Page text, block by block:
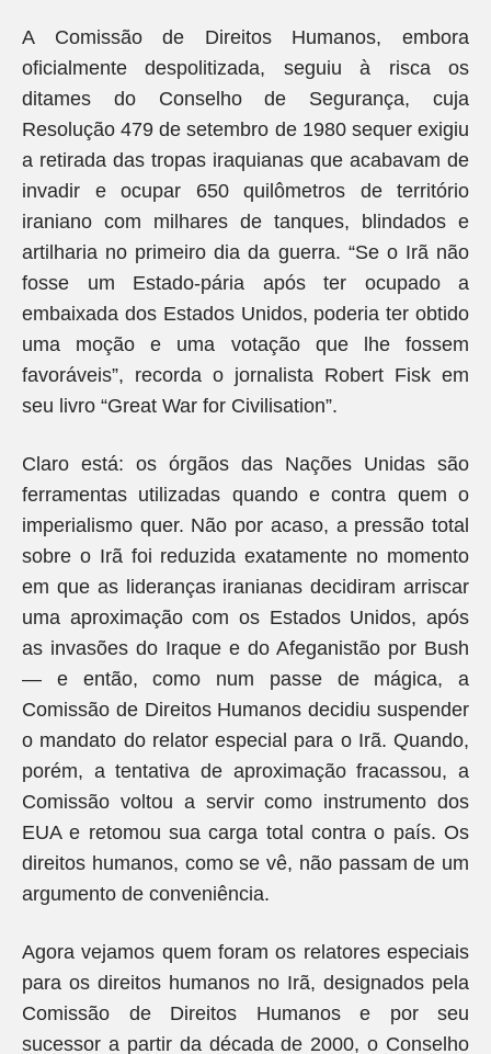
A Comissão de Direitos Humanos, embora
oficialmente despolitizada, seguiu à risca os
ditames do Conselho de Segurança, cuja
Resolução 479 de setembro de 1980 sequer exigiu
a retirada das tropas iraquianas que acabavam de
invadir e ocupar 650 quilômetros de território
iraniano com milhares de tanques, blindados e
artilharia no primeiro dia da guerra. “Se o Irã não
fosse um Estado-pária após ter ocupado a
embaixada dos Estados Unidos, poderia ter obtido
uma moção e uma votação que lhe fossem
favoráveis”, recorda o jornalista Robert Fisk em
seu livro “Great War for Civilisation”.
Claro está: os órgãos das Nações Unidas são
ferramentas utilizadas quando e contra quem o
imperialismo quer. Não por acaso, a pressão total
sobre o Irã foi reduzida exatamente no momento
em que as lideranças iranianas decidiram arriscar
uma aproximação com os Estados Unidos, após
as invasões do Iraque e do Afeganistão por Bush
— e então, como num passe de mágica, a
Comissão de Direitos Humanos decidiu suspender
o mandato do relator especial para o Irã. Quando,
porém, a tentativa de aproximação fracassou, a
Comissão voltou a servir como instrumento dos
EUA e retomou sua carga total contra o país. Os
direitos humanos, como se vê, não passam de um
argumento de conveniência.
Agora vejamos quem foram os relatores especiais
para os direitos humanos no Irã, designados pela
Comissão de Direitos Humanos e por seu
sucessor a partir da década de 2000, o Conselho